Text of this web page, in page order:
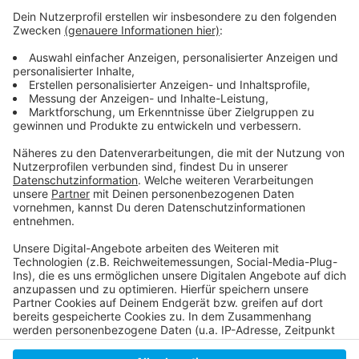
Link zu stayathomefooddus
Link zu localgastro
Link locals.ddorf
Link zum Düsseldorfplatz
Link zu Essberichte
Anzeige
Anzeige